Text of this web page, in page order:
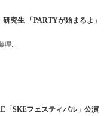
研究生 「PARTYが始まるよ」
理...
「SKEフェスティバル」公演